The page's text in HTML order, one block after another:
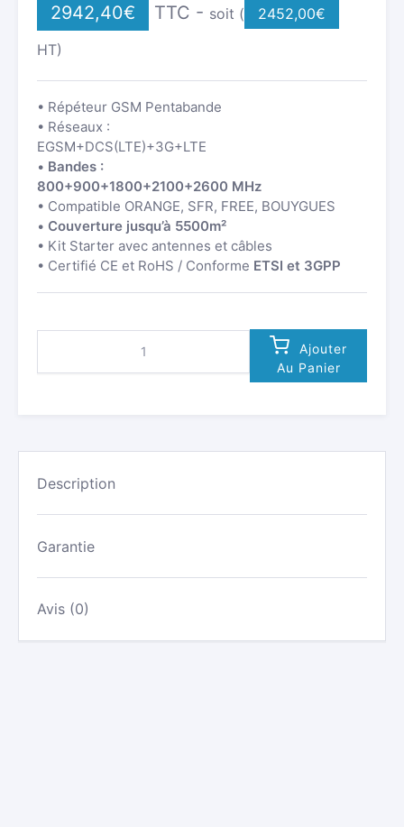
2942,40€ TTC - soit ( 2452,00€
HT)
• Répéteur GSM Pentabande
• Réseaux :
EGSM+DCS(LTE)+3G+LTE
• Bandes :
800+900+1800+2100+2600 MHz
• Compatible ORANGE, SFR, FREE, BOUYGUES
• Couverture jusqu’à 5500m²
• Kit Starter avec antennes et câbles
• Certifié CE et RoHS / Conforme ETSI et 3GPP
RÉPÉTEUR
WB
800/900/1800/2100/2600MHZ
Ajouter
Au Panier
Description
Garantie
Avis (0)